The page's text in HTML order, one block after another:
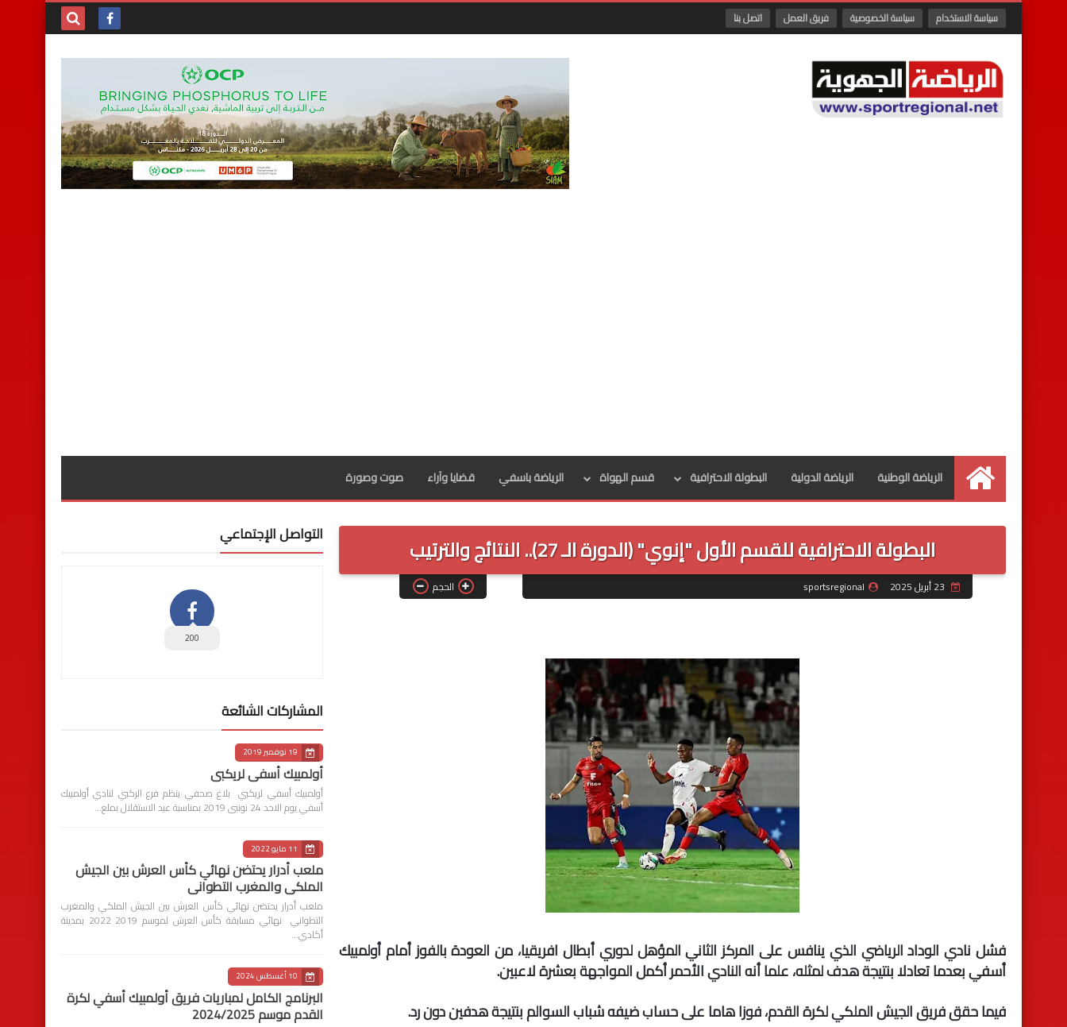
سياسة الاستخدام سياسة الخصوصية فريق العمل اتصل بنا
الإلكترونية
الرئيسية
الرياضة الوطنية الرياضة الدولية البطولة الاحترافية قسم الهواة الرياضة باسفي قضايا وآراء صوت وصورة
البطولة الاحترافية للقسم الأول "إنوي" (الدورة الـ 27).. النتائج والترتيب
sportsregional الحجم
فشل نادي الوداد الرياضي الذي ينافس على المركز الثاني المؤهل لدوري أبطال افريقيا، من العودة بالفوز أمام أولمبيك
أسفي بعدما تعادلا بنتيجة هدف لمثله، علما أنه النادي الأحمر أكمل المواجهة بعشرة لاعبين.
فيما حقق فريق الجيش الملكي لكرة القدم، فوزا هاما على حساب ضيفه شباب السوالم بنتيجة هدفين دون رد.
التواصل الإجتماعي
200
المشاركات الشائعة
19 نوفمبر 2019
أولمبيك أسفي لريكبي
أولمبيك أسفي لريكبي بلاغ صحفي ينظم فرع الركبي لنادي أولمبيك
أسفي يوم الاحد 24 نونبى 2019 بمناسبة عيد الاستقلال بملع…
11 مايو 2022
ملعب أدرار يحتضن نهائي كأس العرش بين الجيش
الملكي والمغرب التطواني
ملعب أدرار يحتضن نهائي كأس العرش بين الجيش الملكي والمغرب
التطواني نهائي مسابقة كأس العرش لموسم 2019 2022 بمدينة
أكادي…
10 أغسطس 2024
البرنامج الكامل لمباريات فريق أولمبيك أسفي لكرة
القدم موسم 2024/2025